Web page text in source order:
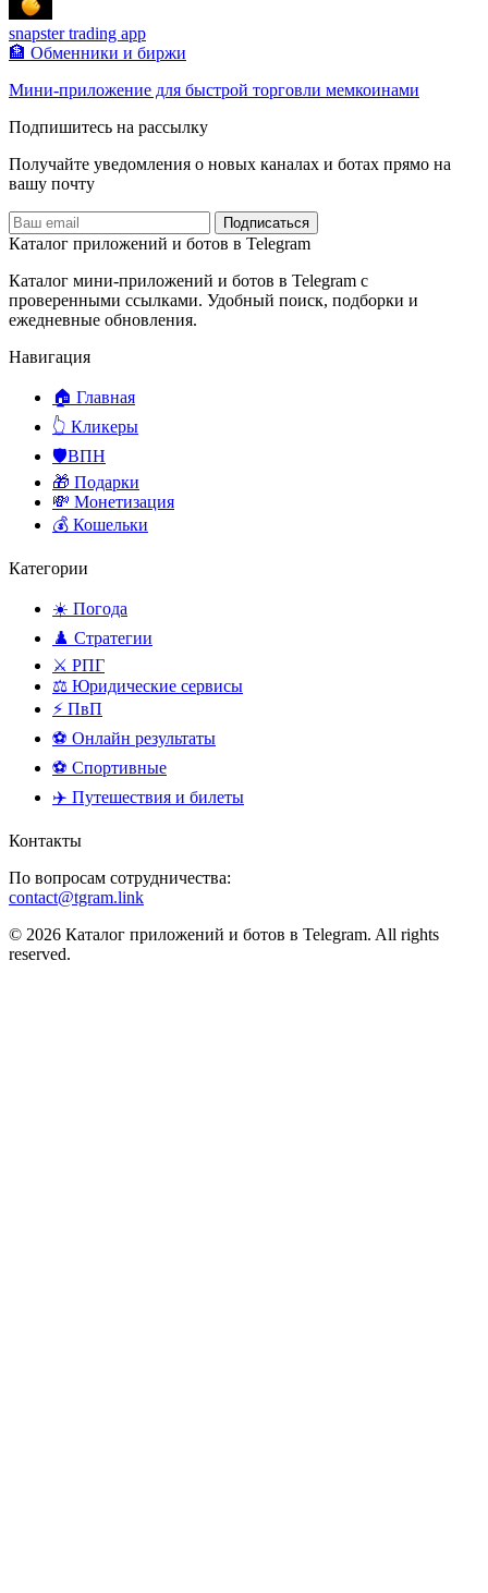
snapster trading app
🏦 Обменники и биржи
Мини-приложение для быстрой торговли мемкоинами
Подпишитесь на рассылку
Получайте уведомления о новых каналах и ботаx прямо на
вашу почту
Подписаться
Каталог приложений и ботов в Telegram
Каталог мини-приложений и ботов в Telegram с
проверенными ссылками. Удобный поиск, подборки и
ежедневные обновления.
Навигация
🏠 Главная
👆 Кликеры
🛡️ВПН
🎁 Подарки
💸 Монетизация
💰 Кошельки
Категории
☀️ Погода
♟️ Стратегии
⚔️ РПГ
⚖️ Юридические сервисы
⚡ ПвП
⚽ Онлайн результаты
⚽ Спортивные
✈️ Путешествия и билеты
Контакты
По вопросам сотрудничества:
contact@tgram.link
© 2026 Каталог приложений и ботов в Telegram. All rights
reserved.